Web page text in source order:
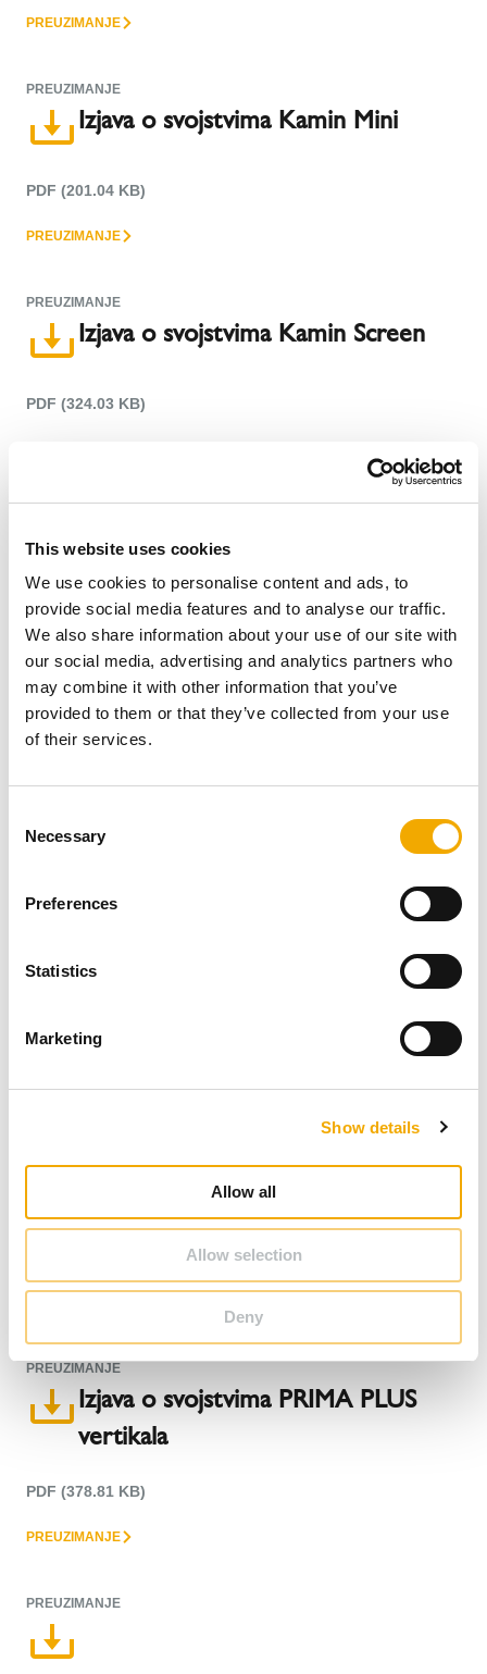
This website uses cookies
We use cookies to personalise content and ads, to
provide social media features and to analyse our traffic.
We also share information about your use of our site with
our social media, advertising and analytics partners who
may combine it with other information that you’ve
provided to them or that they’ve collected from your use
of their services.
Necessary
Preferences
Statistics
Marketing
Show details
Allow all
Allow selection
Deny
PREUZIMANJE
PREUZIMANJE
Izjava o svojstvima Kamin Mini
PDF (201.04 KB)
PREUZIMANJE
PREUZIMANJE
Izjava o svojstvima Kamin Screen
PDF (324.03 KB)
Izjava o svojstvima Klasik
PDF (130.62 KB)
PREUZIMANJE
PDF (132.78 KB)
Izjava o svojstvima PERMETER 25
PDF (403.33 KB)
PREUZIMANJE
Izjava o svojstvima PRIMA PLUS
PREUZIMANJE
Izjava o svojstvima PRIMA PLUS
vertikala
PDF (378.81 KB)
PREUZIMANJE
PREUZIMANJE